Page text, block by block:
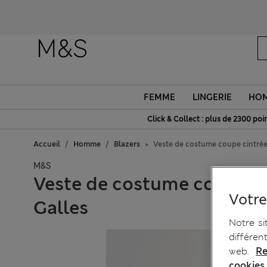
FEMME LINGERIE
Click & Collect : plus de 2300
Accueil Homme Blazers Veste de costume coupe
M&S
Veste de costume coupe
Galles
Notre
web.